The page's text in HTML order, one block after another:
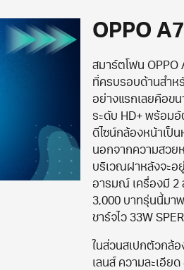
OPPO
สมาร์ตโฟน OPPO
ที่ครบรอบด้านสำห
อย่างแรกเลยคือข
ระดับ HD+ พร้อมอั
ดีไซน์กล้องหน้าเป็น
นอกจากความสวย
บริเวณฝาหลังจะอ
อารมณ์ เครื่องมี 2
3,000 บาทรุ่นนี้มา
ชาร์จไว 33W
ในส่วนสเปกตัวกล้
เลนส์ ความละเอีย